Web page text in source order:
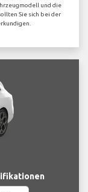
und die
Sie sich bei der